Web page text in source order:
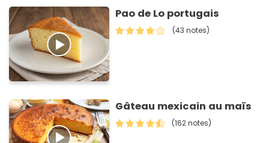
Pao de Lo portugais
(43 notes)
Gâteau mexicain au maïs
(162 notes)